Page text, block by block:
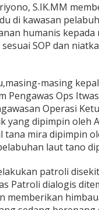
S.IK.MM
di kawasan
humanis
SOP dan
masing
Pengawas Ops
Operasi
yang dipimpin oleh
tana mira dipimpin
laut tano
patroli
Patroli dialogis
memberikan